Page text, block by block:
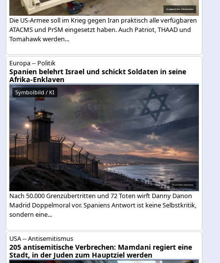
Die US-Armee soll im Krieg gegen Iran praktisch alle verfügbaren
ATACMS und PrSM eingesetzt haben. Auch Patriot, THAAD und
Tomahawk werden...
Europa -- Politik
Spanien belehrt Israel und schickt Soldaten in seine
Afrika-Enklaven
Symbolbild / KI
Nach 50.000 Grenzübertritten und 72 Toten wirft Danny Danon
Madrid Doppelmoral vor. Spaniens Antwort ist keine Selbstkritik,
sondern eine...
USA -- Antisemitismus
205 antisemitische Verbrechen: Mamdani regiert eine
Stadt, in der Juden zum Hauptziel werden